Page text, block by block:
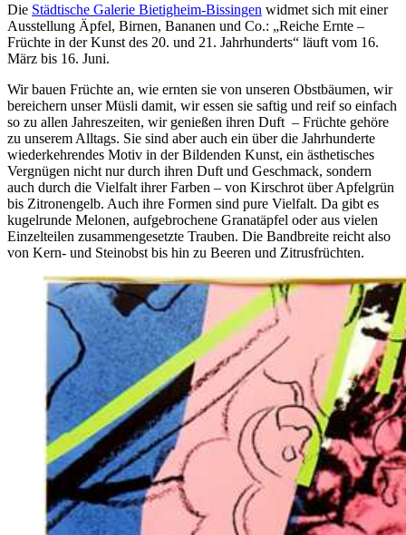
Die Städtische Galerie Bietigheim-Bissingen widmet sich mit einer
Ausstellung Äpfel, Birnen, Bananen und Co.: „Reiche Ernte –
Früchte in der Kunst des 20. und 21. Jahrhunderts“ läuft vom 16.
März bis 16. Juni.
Wir bauen Früchte an, wie ernten sie von unseren Obstbäumen, wir
bereichern unser Müsli damit, wir essen sie saftig und reif so einfach
so zu allen Jahreszeiten, wir genießen ihren Duft – Früchte gehöre
zu unserem Alltags. Sie sind aber auch ein über die Jahrhunderte
wiederkehrendes Motiv in der Bildenden Kunst, ein ästhetisches
Vergnügen nicht nur durch ihren Duft und Geschmack, sondern
auch durch die Vielfalt ihrer Farben – von Kirschrot über Apfelgrün
bis Zitronengelb. Auch ihre Formen sind pure Vielfalt. Da gibt es
kugelrunde Melonen, aufgebrochene Granatäpfel oder aus vielen
Einzelteilen zusammengesetzte Trauben. Die Bandbreite reicht also
von Kern- und Steinobst bis hin zu Beeren und Zitrusfrüchten.